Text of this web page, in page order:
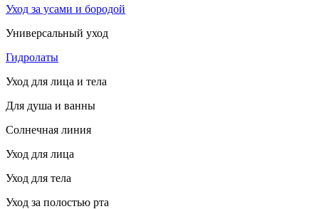
Уход за усами и бородой
Универсальный уход
Гидролаты
Уход для лица и тела
Для душа и ванны
Солнечная линия
Уход для лица
Уход для тела
Уход за полостью рта